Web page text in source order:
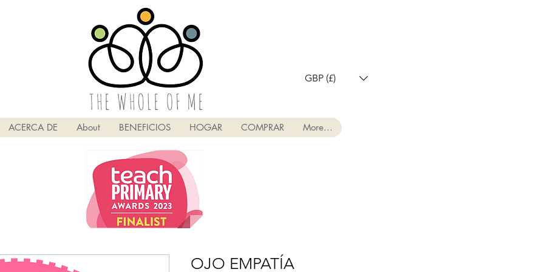
GBP (£)
ACERCA DE About BENEFICIOS HOGAR COMPRAR More...
OJO EMPATÍA